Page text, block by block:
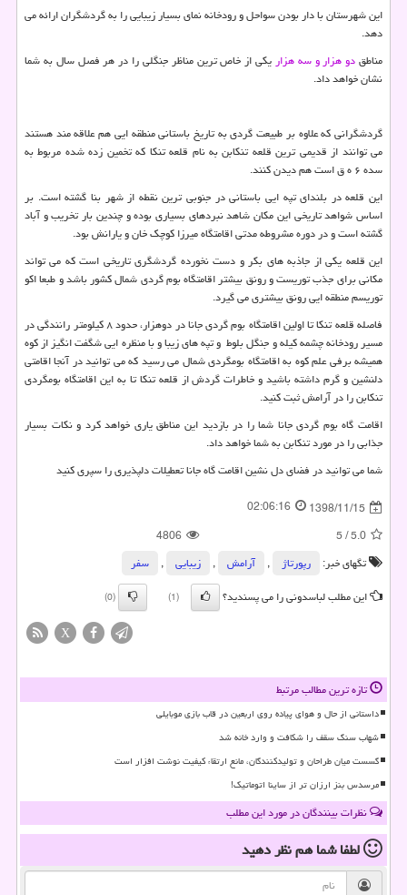
این شهرستان با دار بودن سواحل و رودخانه نمای بسیار زیبایی را به گردشگران ارائه می
دهد.
مناطقدو هزاروسه هزاریکی از خاص ترین مناظر جنگلی را در هر فصل سال به شما
نشان خواهد داد.
گردشگرانی که علاوه بر طبیعت گردی به تاریخ باستانی منطقه ایی هم علاقه مند هستند
می توانند از قدیمی ترین قلعه تنکابن به نام قلعه تنکا که تخمین زده شده مربوط به
سده ۶ ه ق است هم دیدن کنند.
این قلعه در بلندای تپه ایی باستانی در جنوبی ترین نقطه از شهر بنا گشته است. بر
اساس شواهد تاریخی این مکان شاهد نبردهای بسیاری بوده و چندین بار تخریب و آباد
گشته است و در دوره مشروطه مدتی اقامتگاه میرزا کوچک خان و یارانش بود.
این قلعه یکی از جاذبه های بکر و دست نخورده گردشگری تاریخی است که می تواند
مکانی برای جذب توریست و رونق بیشتر اقامتگاه بوم گردی شمال کشور باشد و طبعا اکو
توریسم منطقه ایی رونق بیشتری می گیرد.
فاصله قلعه تنکا تا اولین اقامتگاه بوم گردی جانا در دوهزار، حدود ۸ کیلومتر رانندگی در
مسیر رودخانه چشمه کیله و جنگل بلوط و تپه های زیبا و با منظره ایی شگفت انگیز از کوه
همیشه برفی علم کوه به اقامتگاه بومگردی شمال می رسید که می توانید در آنجا اقامتی
دلنشین و گرم داشته باشید و خاطرات گردش از قلعه تنکا تا به این اقامتگاه بومگردی
تنکابن را در آرامش ثبت کنید.
اقامت گاه بوم گردی جانا شما را در بازدید این مناطق یاری خواهد کرد و نکات بسیار
جذابی را در مورد تنکابن به شما خواهد داد.
شما می توانید در فضای دل نشین اقامت گاه جانا تعطیلات دلپذیری را سپری کنید
1398/11/15
02:06:16
5.0
/
5
4806
تگهای خبر:
رپورتاژ , آرامش , زیبایی ,
سفر
این مطلب لباسدونی را می پسندید؟
(1)
(0)
X
تازه ترین مطالب مرتبط
داستانی از حال و هوای پیاده روی اربعین در قاب بازی موبایلی
شهاب سنگ سقف را شکافت و وارد خانه شد
گسست میان طراحان و تولیدکنندگان، مانع ارتقاء کیفیت نوشت افزار است
مرسدس بنز ارزان تر از ساینا اتوماتیک!
نظرات بینندگان در مورد این مطلب
لطفا شما همنظر دهید